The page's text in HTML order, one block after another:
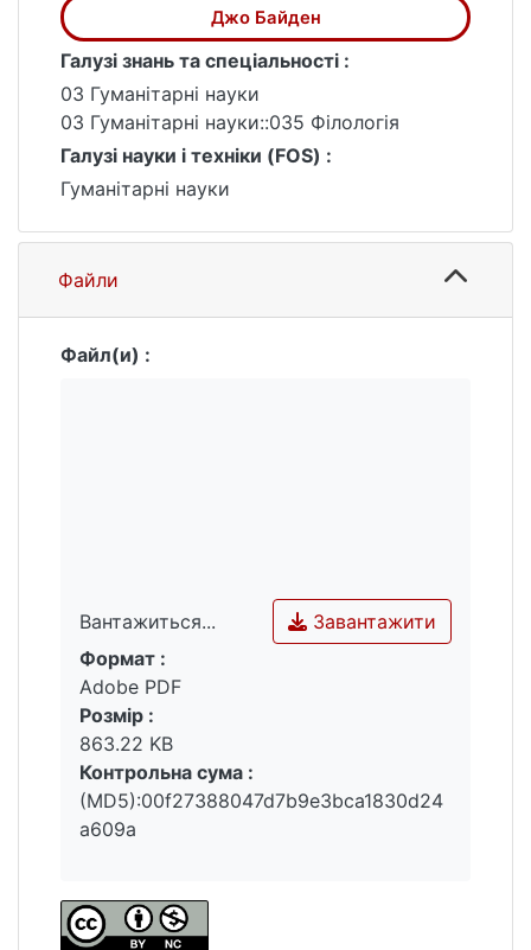
дієслова для вираження відданості роботі.
У промовах використовуються складні
стилістичні
прийоми, такі як метафора, риторичні
питання, паралелізм, парономазія,
епізексис, антитеза, щоб підвищити
переконливість дискурсу.
Джо Байден
Галузі знань та спеціальності :
03 Гуманітарні науки
03 Гуманітарні науки::035 Філологія
Галузі науки і техніки (FOS) :
Гуманітарні науки
Файли
Файл(и) :
Вантажиться...
Вантажиться...
Завантажити
Формат :
Adobe PDF
Розмір :
863.22 KB
Контрольна сума :
(MD5):00f27388047d7b9e3bca1830d24
a609a